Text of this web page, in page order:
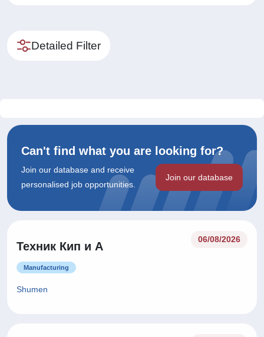
Detailed Filter
Can't find what you are looking for?
Join our database and receive
personalised job opportunities.
Join our database
Техник Кип и А
06/08/2026
Manufacturing
Shumen